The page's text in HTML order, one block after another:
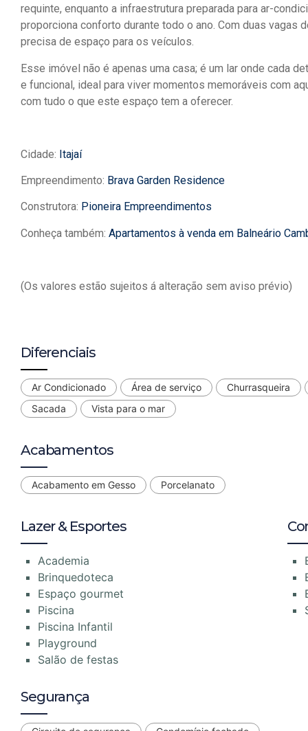
requinte, enquanto a infraestrutura preparada para ar-
proporciona conforto durante todo o ano. Com duas vagas
precisa de espaço para os veículos.
Esse imóvel não é apenas uma casa; é um lar onde cada
e funcional, ideal para viver momentos memoráveis com
com tudo o que este espaço tem a oferecer.
Cidade: Itajaí
Empreendimento: Brava Garden Residence
Construtora: Pioneira Empreendimentos
Conheça também: Apartamentos à venda em Balneário
(Os valores estão sujeitos á alteração sem aviso prévio)
Diferenciais
Ar Condicionado Área de serviço Churrasqueira
Sacada
Vista para o mar
Acabamentos
Acabamento em Gesso Porcelanato
Lazer & Esportes
Academia
Brinquedoteca
Espaço gourmet
Piscina
Piscina Infantil
Playground
Salão de festas
Segurança